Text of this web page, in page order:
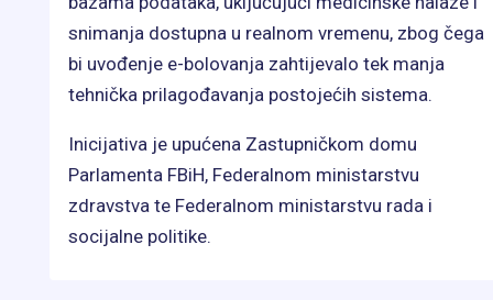
snimanja dostupna u realnom vremenu, zbog čega
bi uvođenje e-bolovanja zahtijevalo tek manja
tehnička prilagođavanja postojećih sistema.
Inicijativa je upućena Zastupničkom domu
Parlamenta FBiH, Federalnom ministarstvu
zdravstva te Federalnom ministarstvu rada i
socijalne politike.